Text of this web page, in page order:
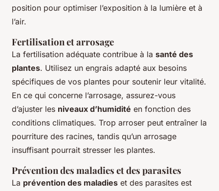
position pour optimiser l’exposition à la lumière et à
l’air.
Fertilisation et arrosage
La fertilisation adéquate contribue à la santé des
plantes. Utilisez un engrais adapté aux besoins
spécifiques de vos plantes pour soutenir leur vitalité.
En ce qui concerne l’arrosage, assurez-vous
d’ajuster les niveaux d’humidité en fonction des
conditions climatiques. Trop arroser peut entraîner la
pourriture des racines, tandis qu’un arrosage
insuffisant pourrait stresser les plantes.
Prévention des maladies et des parasites
La prévention des maladies et des parasites est